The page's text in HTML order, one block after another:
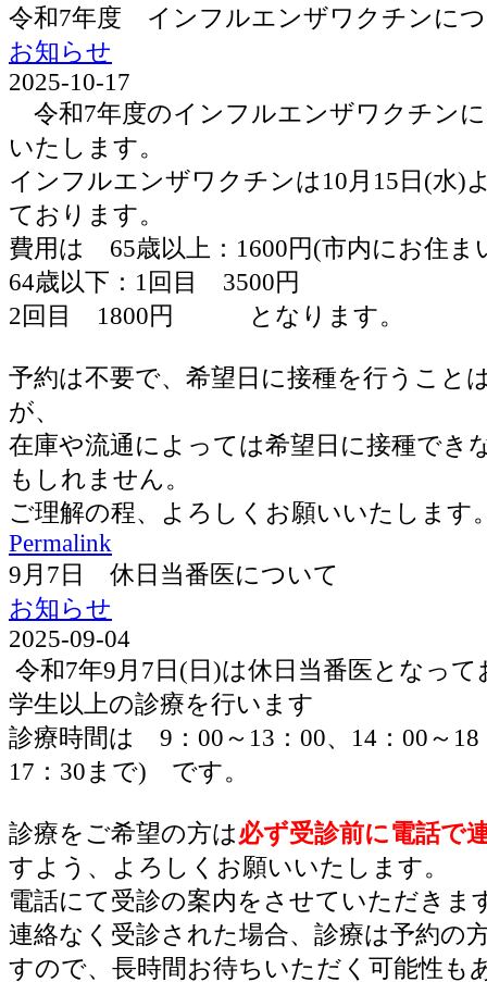
令和7年度 インフルエンザワクチンに
お知らせ
2025-10-17
令和7年度のインフルエンザワクチン
いたします。
インフルエンザワクチンは10月15日(水)
ております。
費用は 65歳以上：1600円(市内にお住ま
64歳以下：1回目 3500円
2回目 1800円 となります。
予約は不要で、希望日に接種を行うこと
が、
在庫や流通によっては希望日に接種でき
もしれません。
ご理解の程、よろしくお願いいたします
Permalink
9月7日 休日当番医について
お知らせ
2025-09-04
令和7年9月7日(日)は休日当番医となっ
学生以上の診療を行います
診療時間は 9：00～13：00、14：00～
17：30まで) です。
診療をご希望の方は必ず受診前に電話で
すよう、よろしくお願いいたします。
電話にて受診の案内をさせていただきま
連絡なく受診された場合、診療は予約の
すので、長時間お待ちいただく可能性も